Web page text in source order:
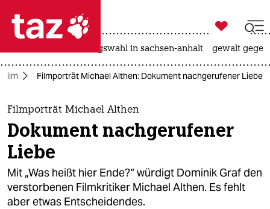
 taz zahl ich
taz zahl ich
themen
politik
öko
gesellschaft

taz zahl ich
landtagswahl in sachsen-anhalt gewalt
Film Filmporträt Michael Althen: Dokument nachgerufener Liebe
Filmporträt Michael Althen
Dokument nachgerufener
Liebe
Mit „Was heißt hier Ende?“ würdigt Dominik Graf den
verstorbenen Filmkritiker Michael Althen. Es fehlt
aber etwas Entscheidendes.